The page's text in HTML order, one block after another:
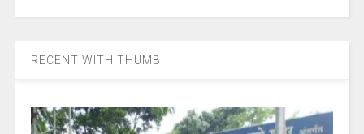
RECENT WITH THUMB